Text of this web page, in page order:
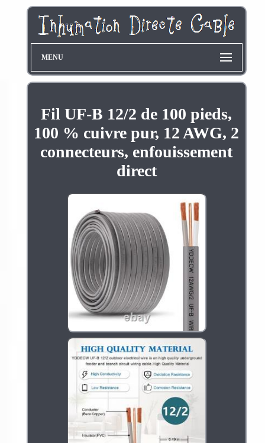
MENU
Fil UF-B 12/2 de 100 pieds,
100 % cuivre pur, 12 AWG, 2
connecteurs, enfouissement
direct